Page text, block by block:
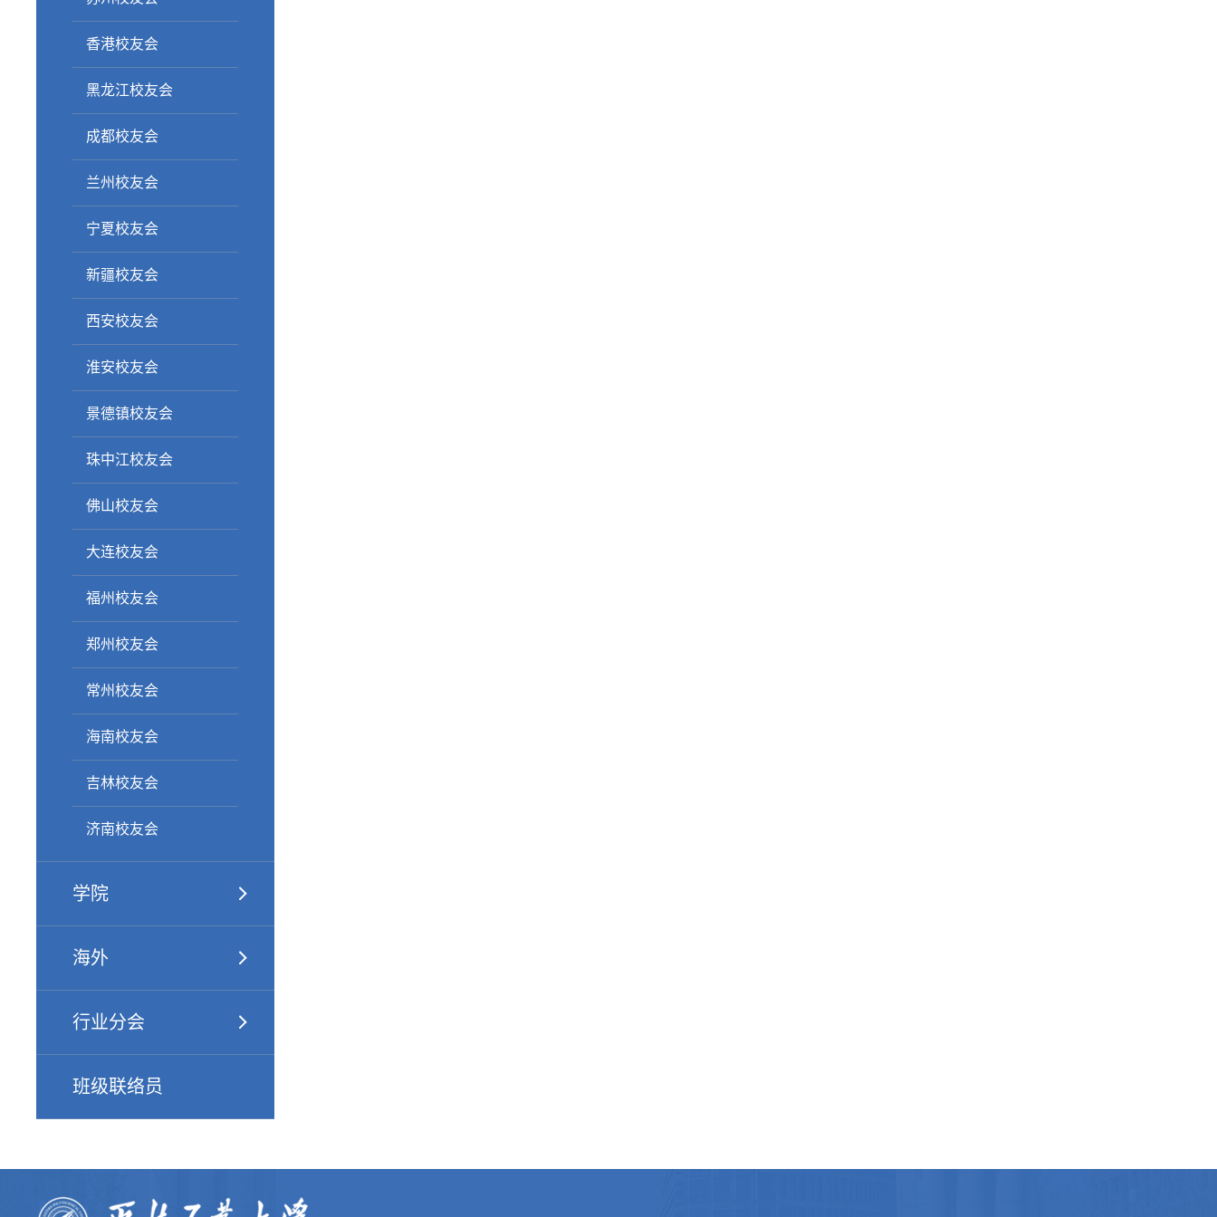
香港校友会
黑龙江校友会
成都校友会
兰州校友会
宁夏校友会
新疆校友会
西安校友会
淮安校友会
景德镇校友会
珠中江校友会
佛山校友会
大连校友会
福州校友会
郑州校友会
常州校友会
海南校友会
吉林校友会
济南校友会
学院
海外
行业分会
班级联络员